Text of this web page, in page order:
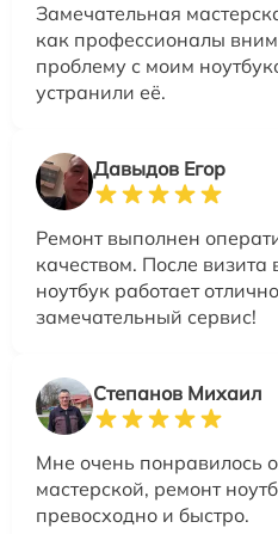
Замечательная
как профессионалы
проблему с моим
устранили её.
Давыдов Егор
Ремонт выполнен
качеством. После визита
ноутбук работает
замечательный сервис!
Степанов Михаил
Мне очень понравилось
мастерской, ремонт
превосходно и быстро.